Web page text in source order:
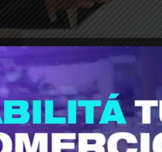
a respaldar la
mensaje político.